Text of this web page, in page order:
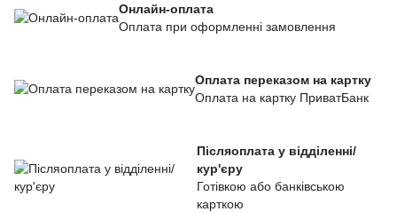
Онлайн-оплата
Оплата при оформленні замовлення
Оплата переказом на картку
Оплата на картку ПриватБанк
Післяоплата у відділенні/
кур'єру
Готівкою або банківською
карткою